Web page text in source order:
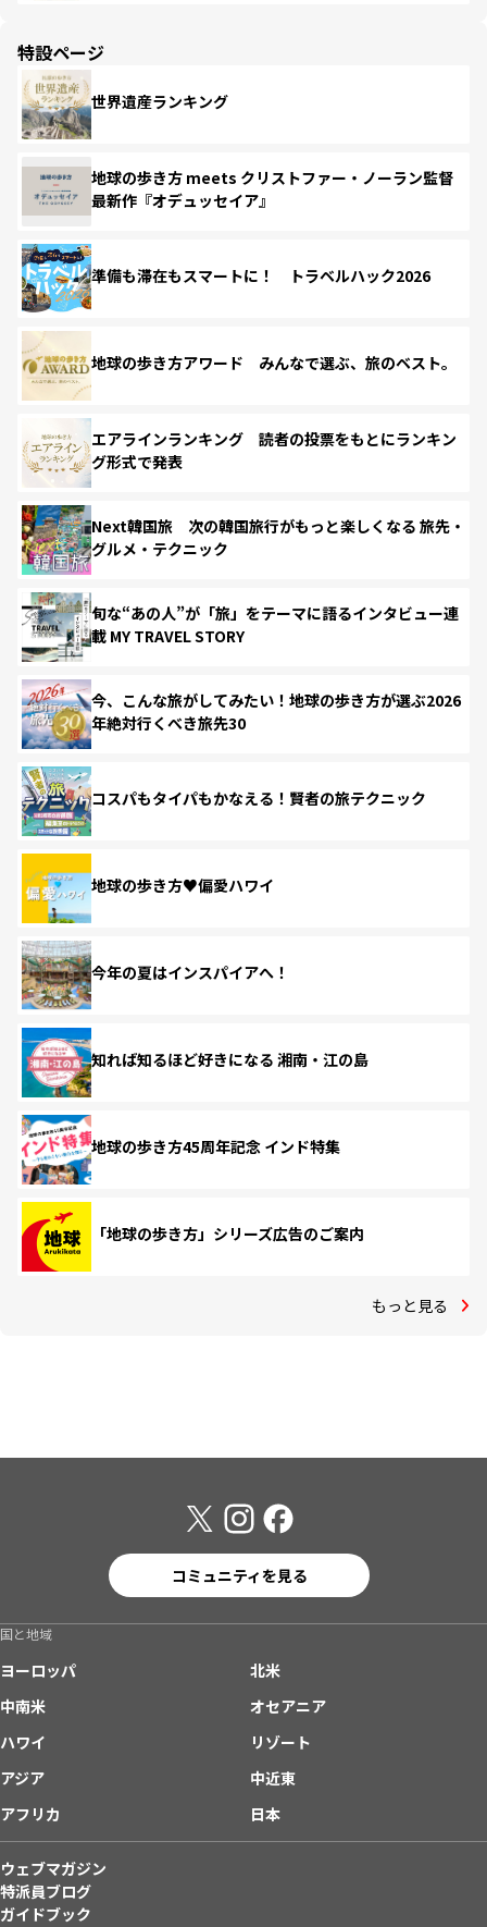
特設ページ
世界遺産ランキング
地球の歩き方 meets クリストファー・ノーラン監督
最新作『オデュッセイア』
準備も滞在もスマートに！ トラベルハック2026
地球の歩き方アワード みんなで選ぶ、旅のベスト。
エアラインランキング 読者の投票をもとにランキン
グ形式で発表
Next韓国旅 次の韓国旅行がもっと楽しくなる 旅先・
グルメ・テクニック
旬な“あの人”が「旅」をテーマに語るインタビュー連
載 MY TRAVEL STORY
今、こんな旅がしてみたい！地球の歩き方が選ぶ2026
年絶対行くべき旅先30
コスパもタイパもかなえる！賢者の旅テクニック
地球の歩き方♥偏愛ハワイ
今年の夏はインスパイアへ！
知れば知るほど好きになる 湘南・江の島
地球の歩き方45周年記念 インド特集
「地球の歩き方」シリーズ広告のご案内
もっと見る
コミュニティを見る
国と地域
ヨーロッパ
北米
中南米
オセアニア
ハワイ
リゾート
アジア
中近東
アフリカ
日本
ウェブマガジン
特派員ブログ
ガイドブック